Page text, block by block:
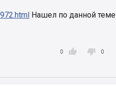
Нашел по данной теме

0  0